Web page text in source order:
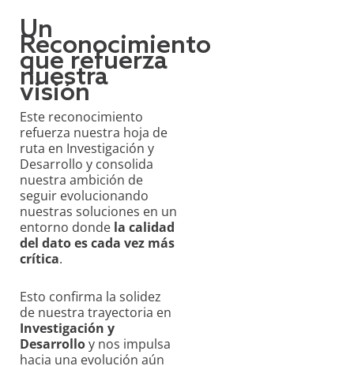
Un
Reconocimiento
que refuerza
nuestra
visión
Este reconocimiento
refuerza nuestra hoja de
ruta en Investigación y
Desarrollo y consolida
nuestra ambición de
seguir evolucionando
nuestras soluciones en un
entorno donde la calidad
del dato es cada vez más
crítica.
Esto confirma la solidez
de nuestra trayectoria en
Investigación y
Desarrolloy nos impulsa
hacia una evolución aún